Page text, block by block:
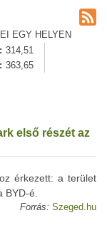
EGY HELYEN
314,51
363,65
első részét az
érkezett: a terület
é.
Forrás: Szeged.hu